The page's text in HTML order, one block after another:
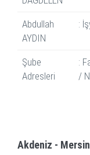
Abdullah
AYDIN
:
Şube
Adresleri
:
/
Akdeniz - Mersin